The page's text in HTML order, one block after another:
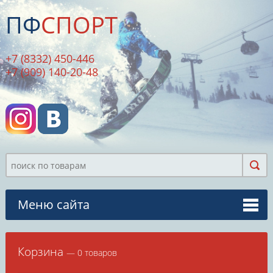
ПФСПОРТ
+7 (8332) 450-446
+7 (909) 140-20-48
Меню сайта
Корзина — 0 товаров